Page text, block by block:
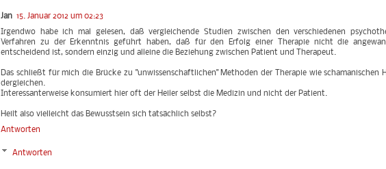
Jan 15. Januar 2012 um 02:23
Irgendwo habe ich mal gelesen, daß vergleichende Studien zwischen den verschiedenen
Verfahren zu der Erkenntnis geführt haben, daß für den Erfolg einer Therapie nicht die
entscheidend ist, sondern einzig und alleine die Beziehung zwischen Patient und Therapeut.
Das schließt für mich die Brücke zu "unwissenschaftlichen" Methoden der Therapie wie schamanischen
dergleichen.
Interessanterweise konsumiert hier oft der Heiler selbst die Medizin und nicht der Patient.
Heilt also vielleicht das Bewusstsein sich tatsächlich selbst?
Antworten
Antworten